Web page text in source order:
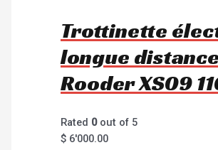
Trottinette
longue distance
Rooder XS09
Rated 0out of 5
$ 6'000.00